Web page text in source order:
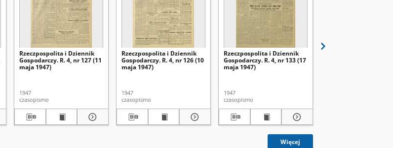
Rzeczpospolita i Dziennik
Gospodarczy. R. 4, nr 127 (11
maja 1947)
1947
czasopismo
Rzeczpospolita i Dziennik
Gospodarczy. R. 4, nr 126 (10
maja 1947)
1947
czasopismo
Rzeczpospolita i Dziennik
Gospodarczy. R. 4, nr 133 (17
maja 1947)
1947
czasopismo
Więcej